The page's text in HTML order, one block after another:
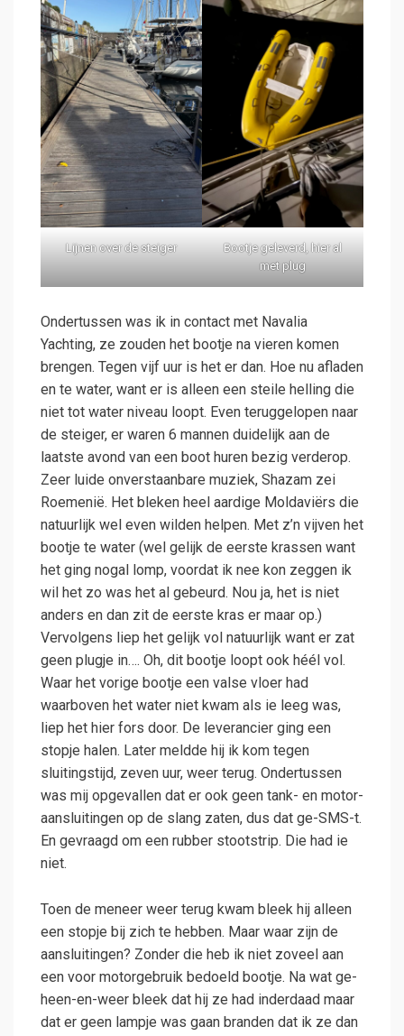
Lijnen over de steiger
Bootje geleverd, hier al
met plug
Ondertussen was ik in contact met Navalia
Yachting, ze zouden het bootje na vieren komen
brengen. Tegen vijf uur is het er dan. Hoe nu afladen
en te water, want er is alleen een steile helling die
niet tot water niveau loopt. Even teruggelopen naar
de steiger, er waren 6 mannen duidelijk aan de
laatste avond van een boot huren bezig verderop.
Zeer luide onverstaanbare muziek, Shazam zei
Roemenië. Het bleken heel aardige Moldaviërs die
natuurlijk wel even wilden helpen. Met z’n vijven het
bootje te water (wel gelijk de eerste krassen want
het ging nogal lomp, voordat ik nee kon zeggen ik
wil het zo was het al gebeurd. Nou ja, het is niet
anders en dan zit de eerste kras er maar op.)
Vervolgens liep het gelijk vol natuurlijk want er zat
geen plugje in…. Oh, dit bootje loopt ook héél vol.
Waar het vorige bootje een valse vloer had
waarboven het water niet kwam als ie leeg was,
liep het hier fors door. De leverancier ging een
stopje halen. Later meldde hij ik kom tegen
sluitingstijd, zeven uur, weer terug. Ondertussen
was mij opgevallen dat er ook geen tank- en motor-
aansluitingen op de slang zaten, dus dat ge-SMS-t.
En gevraagd om een rubber stootstrip. Die had ie
niet.
Toen de meneer weer terug kwam bleek hij alleen
een stopje bij zich te hebben. Maar waar zijn de
aansluitingen? Zonder die heb ik niet zoveel aan
een voor motorgebruik bedoeld bootje. Na wat ge-
heen-en-weer bleek dat hij ze had inderdaad maar
dat er geen lampje was gaan branden dat ik ze dan